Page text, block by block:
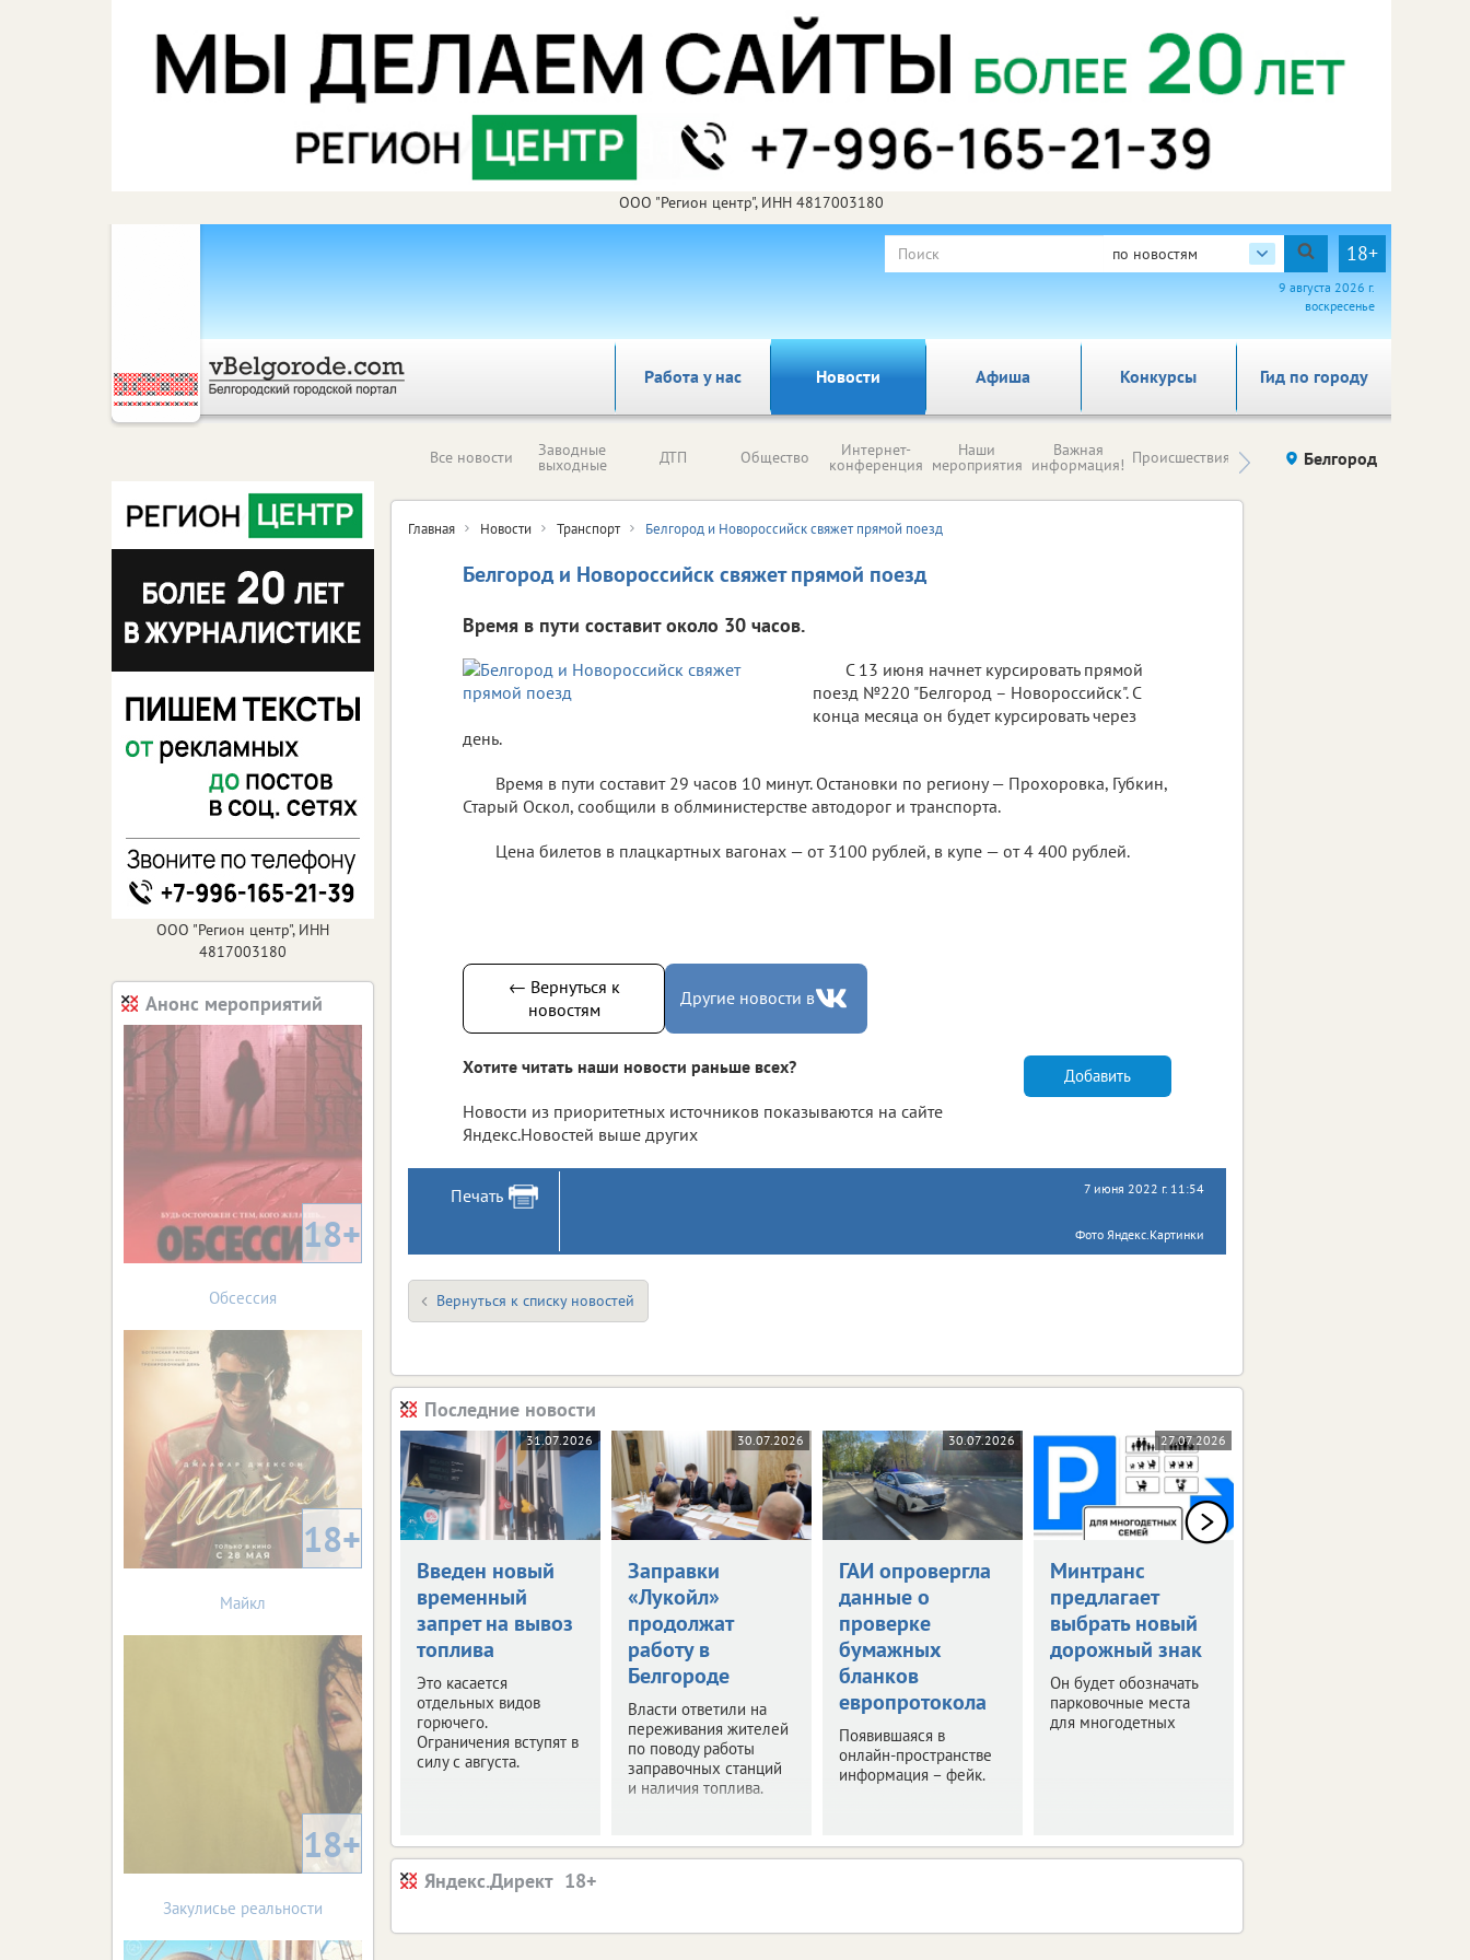
ООО "Регион центр", ИНН 4817003180
по новостям 18+
9 августа 2026 г.
воскресенье
Работа у нас Новости Афиша Гид по городу
Конкурсы
Все новости Заводные
выходные ДТП Общество Интернет-
конференция
Наши
мероприятия
Важная
информация! Происшествия Здоровье компаний (на
правах
Белгород
Главная Новости Транспорт Белгород и Новороссийск свяжет прямой поезд
Белгород и Новороссийск свяжет прямой поезд
Время в пути составит около 30 часов.
С 13 июня начнет курсировать прямой
поезд №220 "Белгород – Новороссийск". С
конца месяца он будет курсировать через
день.
Время в пути составит 29 часов 10 минут. Остановки по региону — Прохоровка, Губкин,
Старый Оскол, сообщили в облминистерстве автодорог и транспорта.
Цена билетов в плацкартных вагонах — от 3100 рублей, в купе — от 4 400 рублей.
← Вернуться к
новостям
Другие новости в
Хотите читать наши новости раньше всех?
Новости из приоритетных источников показываются на сайте
Яндекс.Новостей выше других
Добавить
Печать 7 июня 2022 г. 11:54
Фото Яндекс.Картинки
Вернуться к списку новостей
Последние новости
31.07.2026
Введен новый
временный
запрет на вывоз
топлива
Это касается
отдельных видов
горючего.
Ограничения вступят в
силу с августа.
30.07.2026
Заправки
«Лукойл»
продолжат
работу в
Белгороде
Власти ответили на
переживания жителей
по поводу работы
заправочных станций
и наличия топлива.
30.07.2026
ГАИ опровергла
данные о
проверке
бумажных
бланков
европротокола
Появившаяся в
онлайн-пространстве
информация – фейк.
27.07.2026
Минтранс
предлагает
выбрать новый
дорожный знак
Он будет обозначать
парковочные места
для многодетных
Яндекс.Директ
ООО "Регион центр", ИНН
4817003180
Анонс мероприятий
18+
Обсессия
18+
Майкл
18+
Закулисье реальности